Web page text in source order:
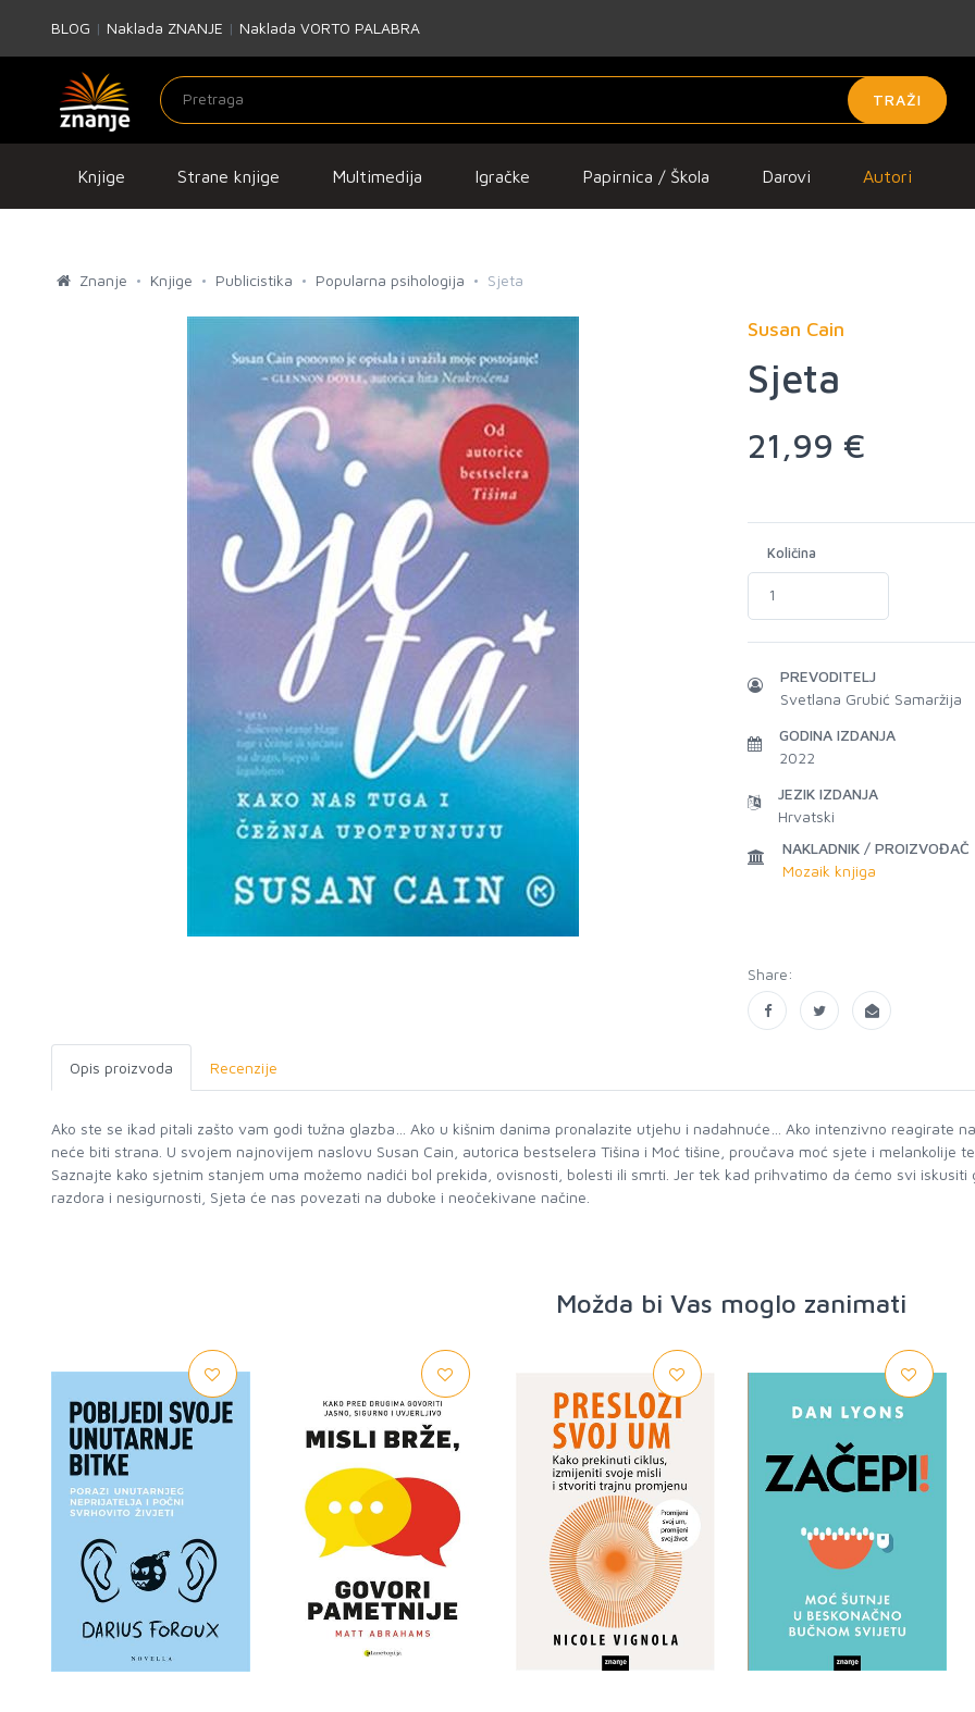
BLOG | Naklada ZNANJE | Naklada VORTO PALABRA
TRAŽI
Knjige Strane knjige Multimedija Igračke Papirnica / Škola Darovi Autori
Znanje Knjige Publicistika Popularna psihologija Sjeta
Susan Cain
Sjeta
21,99 €
Količina
PREVODITELJ
Svetlana Grubić Samaržija
GODINA IZDANJA
2022
JEZIK IZDANJA
Hrvatski
NAKLADNIK / PROIZVOĐAČ
Mozaik knjiga
Share:
Opis proizvoda Recenzije
Ako ste se ikad pitali zašto vam godi tužna glazba… Ako u kišnim danima pronalazite utjehu i nadahnuće… Ako intenzivno reagirate
neće biti strana. U svojem najnovijem naslovu Susan Cain, autorica bestselera Tišina i Moć tišine, proučava moć sjete i melankolije
Saznajte kako sjetnim stanjem uma možemo nadići bol prekida, ovisnosti, bolesti ili smrti. Jer tek kad prihvatimo da ćemo svi
razdora i nesigurnosti, Sjeta će nas povezati na duboke i neočekivane načine.
Možda bi Vas moglo zanimati